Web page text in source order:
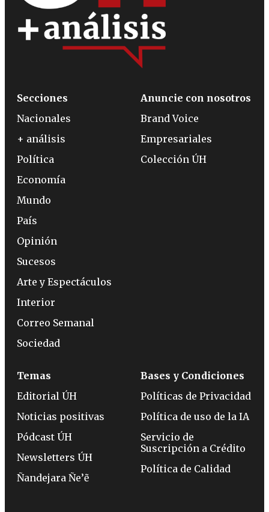
Secciones
Nacionales
+ análisis
Política
Economía
Mundo
País
Opinión
Sucesos
Arte y Espectáculos
Interior
Correo Semanal
Sociedad
Anuncie con nosotros
Brand Voice
Empresariales
Colección ÚH
Temas
Editorial ÚH
Noticias positivas
Pódcast ÚH
Newsletters ÚH
Ñandejara Ñe’ẽ
Bases y Condiciones
Políticas de Privacidad
Política de uso de la IA
Servicio de
Suscripción a Crédito
Política de Calidad